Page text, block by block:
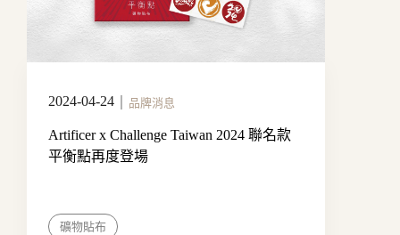
2024-04-24 品牌消息
Artificer x Challenge Taiwan 2024 聯名款
平衡點再度登場
礦物貼布